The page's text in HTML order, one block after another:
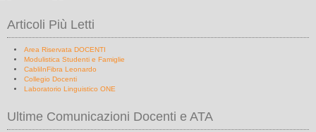
Articoli Più Letti
Area Riservata DOCENTI
Modulistica Studenti e Famiglie
CabliInFibra Leonardo
Collegio Docenti
Laboratorio Linguistico ONE
Ultime Comunicazioni Docenti e ATA